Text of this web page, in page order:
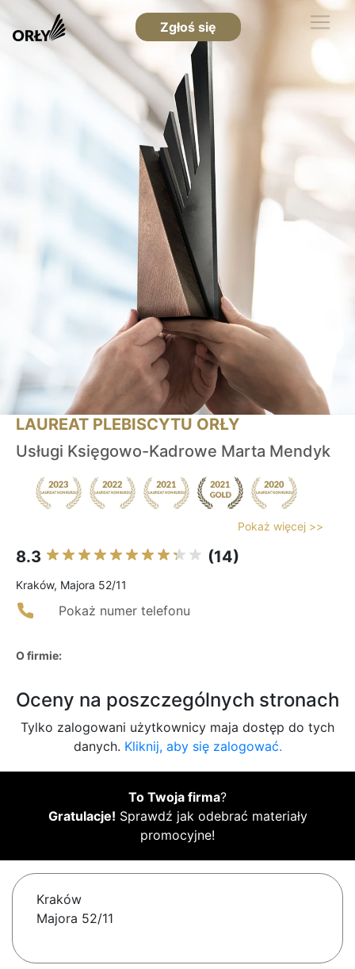
Zgłoś się
LAUREAT PLEBISCYTU ORŁY
Usługi Księgowo-Kadrowe Marta Mendyk
Pokaż więcej >>
8.3 (14)
Kraków, Majora 52/11
Pokaż numer telefonu
O firmie:
Oceny na poszczególnych stronach
Tylko zalogowani użytkownicy maja dostęp do tych
danych. Kliknij, aby się zalogować.
To Twoja firma?
Gratulacje! Sprawdź jak odebrać materiały
promocyjne!
Kraków
Majora 52/11